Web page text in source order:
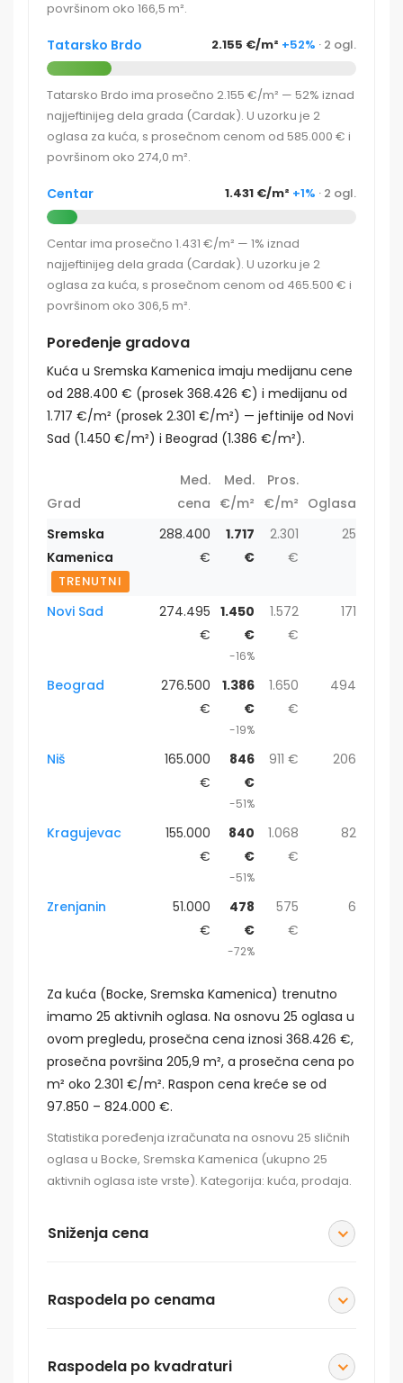
površinom oko 166,5 m².
Tatarsko Brdo 2.155 €/m² +52% · 2 ogl.
Tatarsko Brdo ima prosečno 2.155 €/m² — 52% iznad
najjeftinijeg dela grada (Cardak). U uzorku je 2
oglasa za kuća, s prosečnom cenom od 585.000 € i
površinom oko 274,0 m².
Centar 1.431 €/m² +1% · 2 ogl.
Centar ima prosečno 1.431 €/m² — 1% iznad
najjeftinijeg dela grada (Cardak). U uzorku je 2
oglasa za kuća, s prosečnom cenom od 465.500 € i
površinom oko 306,5 m².
Poređenje gradova
Kuća u Sremska Kamenica imaju medijanu cene
od 288.400 € (prosek 368.426 €) i medijanu od
1.717 €/m² (prosek 2.301 €/m²) — jeftinije od Novi
Sad (1.450 €/m²) i Beograd (1.386 €/m²).
Grad
Med.
cena
Med.
€/m²
Pros.
€/m² Oglasa
Sremska
Kamenica
TRENUTNI
288.400
€
1.717
€
2.301
€
25
Novi Sad
274.495
€
1.450
€
-16%
1.572
€
171
Beograd
276.500
€
1.386
€
-19%
1.650
€
494
Niš
165.000
€
846
€
-51%
911 € 206
Kragujevac
155.000
€
840
€
-51%
1.068
€
82
Zrenjanin
51.000
€
478
€
-72%
575
€
6
Za kuća (Bocke, Sremska Kamenica) trenutno
imamo 25 aktivnih oglasa. Na osnovu 25 oglasa u
ovom pregledu, prosečna cena iznosi 368.426 €,
prosečna površina 205,9 m², a prosečna cena po
m² oko 2.301 €/m². Raspon cena kreće se od
97.850 – 824.000 €.
Statistika poređenja izračunata na osnovu 25 sličnih
oglasa u Bocke, Sremska Kamenica (ukupno 25
aktivnih oglasa iste vrste). Kategorija: kuća, prodaja.
Sniženja cena
Raspodela po cenama
Raspodela po kvadraturi